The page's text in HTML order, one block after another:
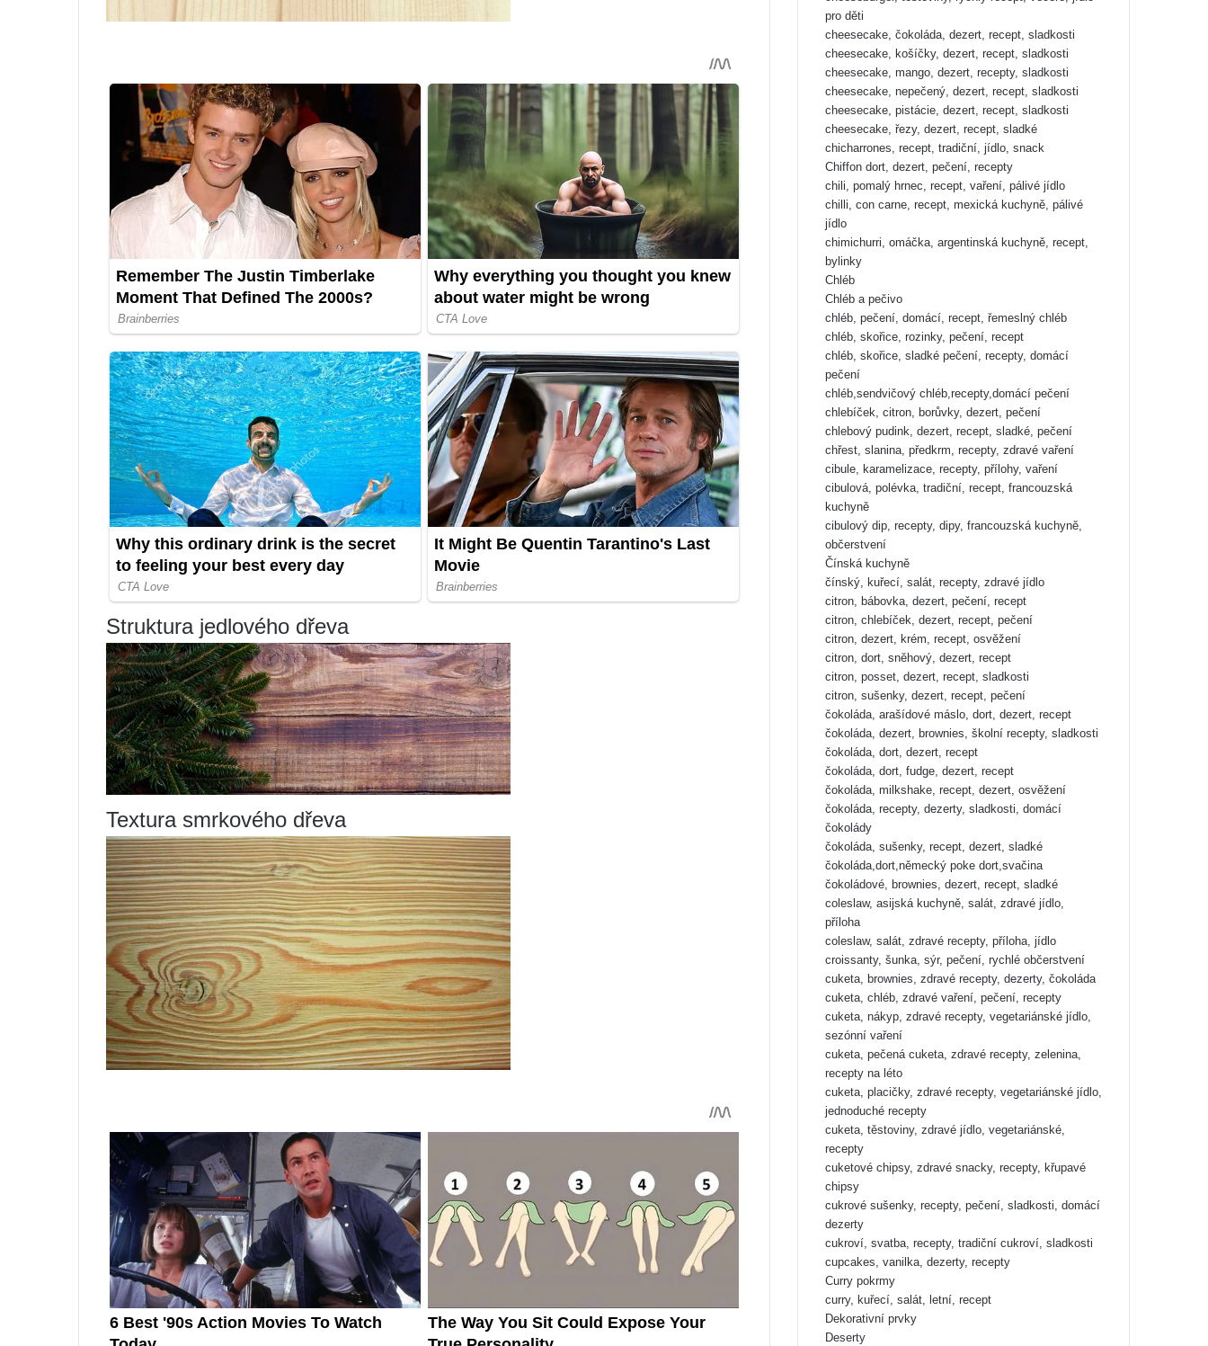
Struktura jedlového dřeva
Textura smrkového dřeva
pro děti
cheesecake, čokoláda, dezert, recept, sladkosti
cheesecake, košíčky, dezert, recept, sladkosti
cheesecake, mango, dezert, recepty, sladkosti
cheesecake, nepečený, dezert, recept, sladkosti
cheesecake, pistácie, dezert, recept, sladkosti
cheesecake, řezy, dezert, recept, sladké
chicharrones, recept, tradiční, jídlo, snack
Chiffon dort, dezert, pečení, recepty
chili, pomalý hrnec, recept, vaření, pálivé jídlo
chilli, con carne, recept, mexická kuchyně, pálivé
jídlo
chimichurri, omáčka, argentinská kuchyně, recept,
bylinky
Chléb
Chléb a pečivo
chléb, pečení, domácí, recept, řemeslný chléb
chléb, skořice, rozinky, pečení, recept
chléb, skořice, sladké pečení, recepty, domácí
pečení
chléb,sendvičový chléb,recepty,domácí pečení
chlebíček, citron, borůvky, dezert, pečení
chlebový pudink, dezert, recept, sladké, pečení
chřest, slanina, předkrm, recepty, zdravé vaření
cibule, karamelizace, recepty, přílohy, vaření
cibulová, polévka, tradiční, recept, francouzská
kuchyně
cibulový dip, recepty, dipy, francouzská kuchyně,
občerstvení
Čínská kuchyně
čínský, kuřecí, salát, recepty, zdravé jídlo
citron, bábovka, dezert, pečení, recept
citron, chlebíček, dezert, recept, pečení
citron, dezert, krém, recept, osvěžení
citron, dort, sněhový, dezert, recept
citron, posset, dezert, recept, sladkosti
citron, sušenky, dezert, recept, pečení
čokoláda, arašídové máslo, dort, dezert, recept
čokoláda, dezert, brownies, školní recepty, sladkosti
čokoláda, dort, dezert, recept
čokoláda, dort, fudge, dezert, recept
čokoláda, milkshake, recept, dezert, osvěžení
čokoláda, recepty, dezerty, sladkosti, domácí
čokolády
čokoláda, sušenky, recept, dezert, sladké
čokoláda,dort,německý poke dort,svačina
čokoládové, brownies, dezert, recept, sladké
coleslaw, asijská kuchyně, salát, zdravé jídlo,
příloha
coleslaw, salát, zdravé recepty, příloha, jídlo
croissanty, šunka, sýr, pečení, rychlé občerstvení
cuketa, brownies, zdravé recepty, dezerty, čokoláda
cuketa, chléb, zdravé vaření, pečení, recepty
cuketa, nákyp, zdravé recepty, vegetariánské jídlo,
sezónní vaření
cuketa, pečená cuketa, zdravé recepty, zelenina,
recepty na léto
cuketa, placičky, zdravé recepty, vegetariánské jídlo,
jednoduché recepty
cuketa, těstoviny, zdravé jídlo, vegetariánské,
recepty
cuketové chipsy, zdravé snacky, recepty, křupavé
chipsy
cukrové sušenky, recepty, pečení, sladkosti, domácí
dezerty
cukroví, svatba, recepty, tradiční cukroví, sladkosti
cupcakes, vanilka, dezerty, recepty
Curry pokrmy
curry, kuřecí, salát, letní, recept
Dekorativní prvky
Deserty